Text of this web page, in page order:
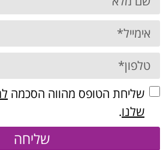
שליחת הטופס מהווה הסכמה
שלנו.
שליחה